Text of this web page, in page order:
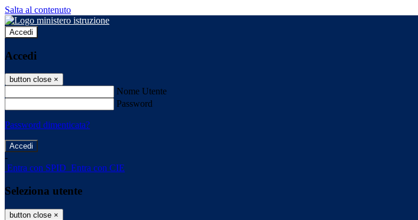
Salta al contenuto
Accedi
Accedi
button close ×
Nome Utente
Password
Password dimenticata?
-
Entra con SPID Entra con CIE
Seleziona utente
button close ×